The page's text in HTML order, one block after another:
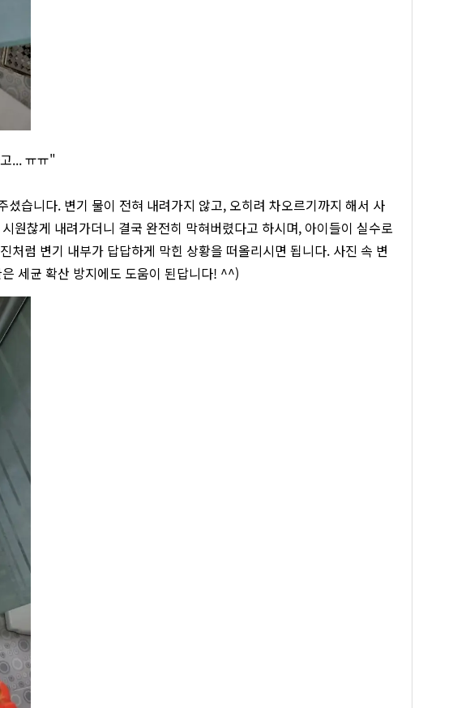
... ㅠㅠ"
습니다. 변기 물이 전혀 내려가지 않고, 오히려 차오르기까지 해서 사
원찮게 내려가더니 결국 완전히 막혀버렸다고 하시며, 아이들이 실수로
럼 변기 내부가 답답하게 막힌 상황을 떠올리시면 됩니다. 사진 속 변
세균 확산 방지에도 도움이 된답니다! ^^)